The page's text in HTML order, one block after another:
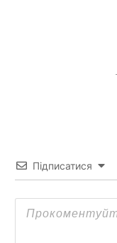
Підписатися